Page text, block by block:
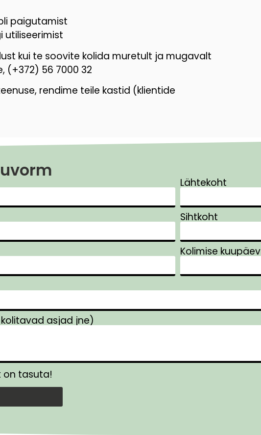
paigutamist
utiliseerimist
kui te soovite kolida muretult ja mugavalt
(+372) 56 7000 32
rendime teile kastid (klientide
Lähtekoht
Sihtkoht
Kolimise kuupäev
asjad jne)
on tasuta!